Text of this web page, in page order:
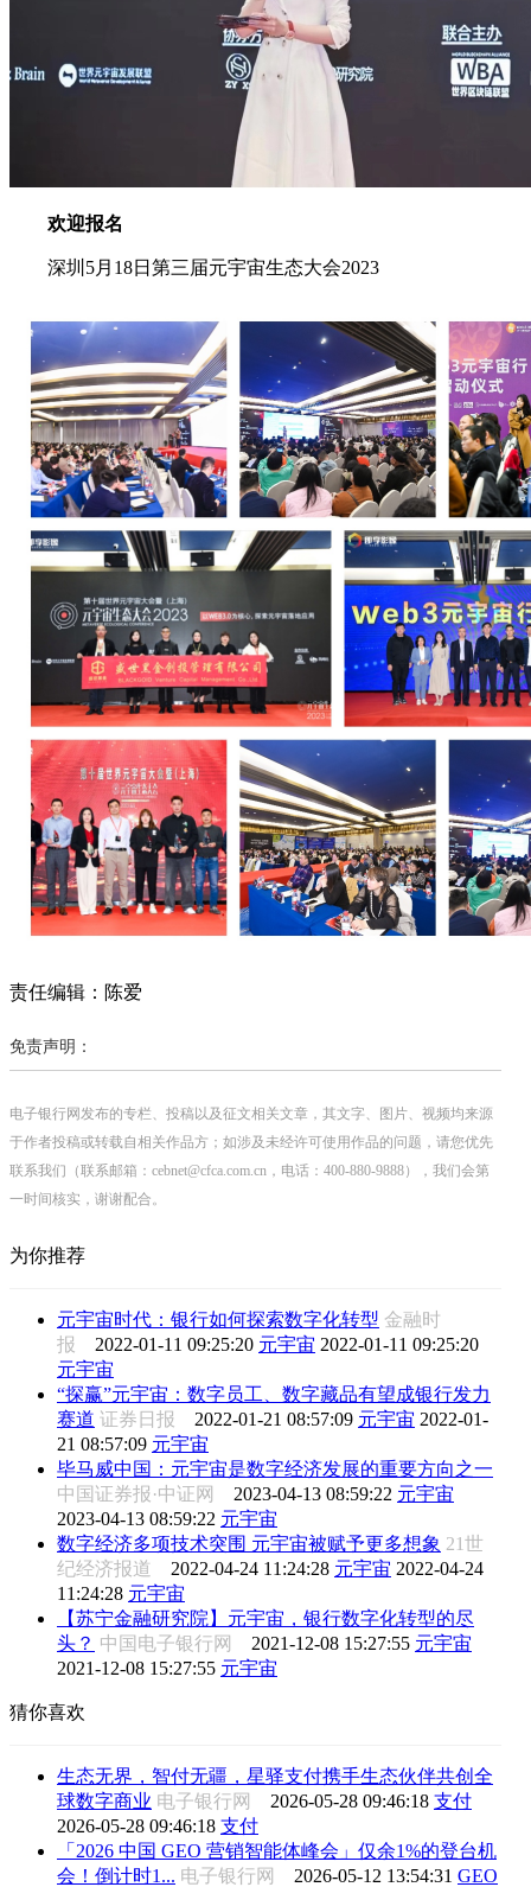
欢迎报名
深圳5月18日第三届元宇宙生态大会2023
责任编辑：陈爱
免责声明：
电子银行网发布的专栏、投稿以及征文相关文章，其文字、图片、视频均来源
于作者投稿或转载自相关作品方；如涉及未经许可使用作品的问题，请您优先
联系我们（联系邮箱：cebnet@cfca.com.cn，电话：400-880-9888），我们会第
一时间核实，谢谢配合。
为你推荐
元宇宙时代：银行如何探索数字化转型 金融时
报 2022-01-11 09:25:20 元宇宙 2022-01-11 09:25:20
元宇宙
“探赢”元宇宙：数字员工、数字藏品有望成银行发力
赛道 证券日报 2022-01-21 08:57:09 元宇宙 2022-01-
21 08:57:09 元宇宙
毕马威中国：元宇宙是数字经济发展的重要方向之一
中国证券报·中证网 2023-04-13 08:59:22 元宇宙
2023-04-13 08:59:22 元宇宙
数字经济多项技术突围 元宇宙被赋予更多想象 21世
纪经济报道 2022-04-24 11:24:28 元宇宙 2022-04-24
11:24:28 元宇宙
【苏宁金融研究院】元宇宙，银行数字化转型的尽
头？ 中国电子银行网 2021-12-08 15:27:55 元宇宙
2021-12-08 15:27:55 元宇宙
猜你喜欢
生态无界，智付无疆，星驿支付携手生态伙伴共创全
球数字商业 电子银行网 2026-05-28 09:46:18 支付
2026-05-28 09:46:18 支付
「2026 中国 GEO 营销智能体峰会」仅余1%的登台机
会！倒计时1... 电子银行网 2026-05-12 13:54:31 GEO